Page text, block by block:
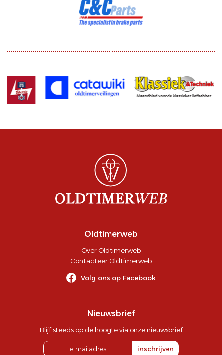
Oldtimerweb
Over Oldtimerweb
Contacteer Oldtimerweb
Volg ons op Facebook
Nieuwsbrief
Blijf steeds op de hoogte via onze nieuwsbrief
inschrijven